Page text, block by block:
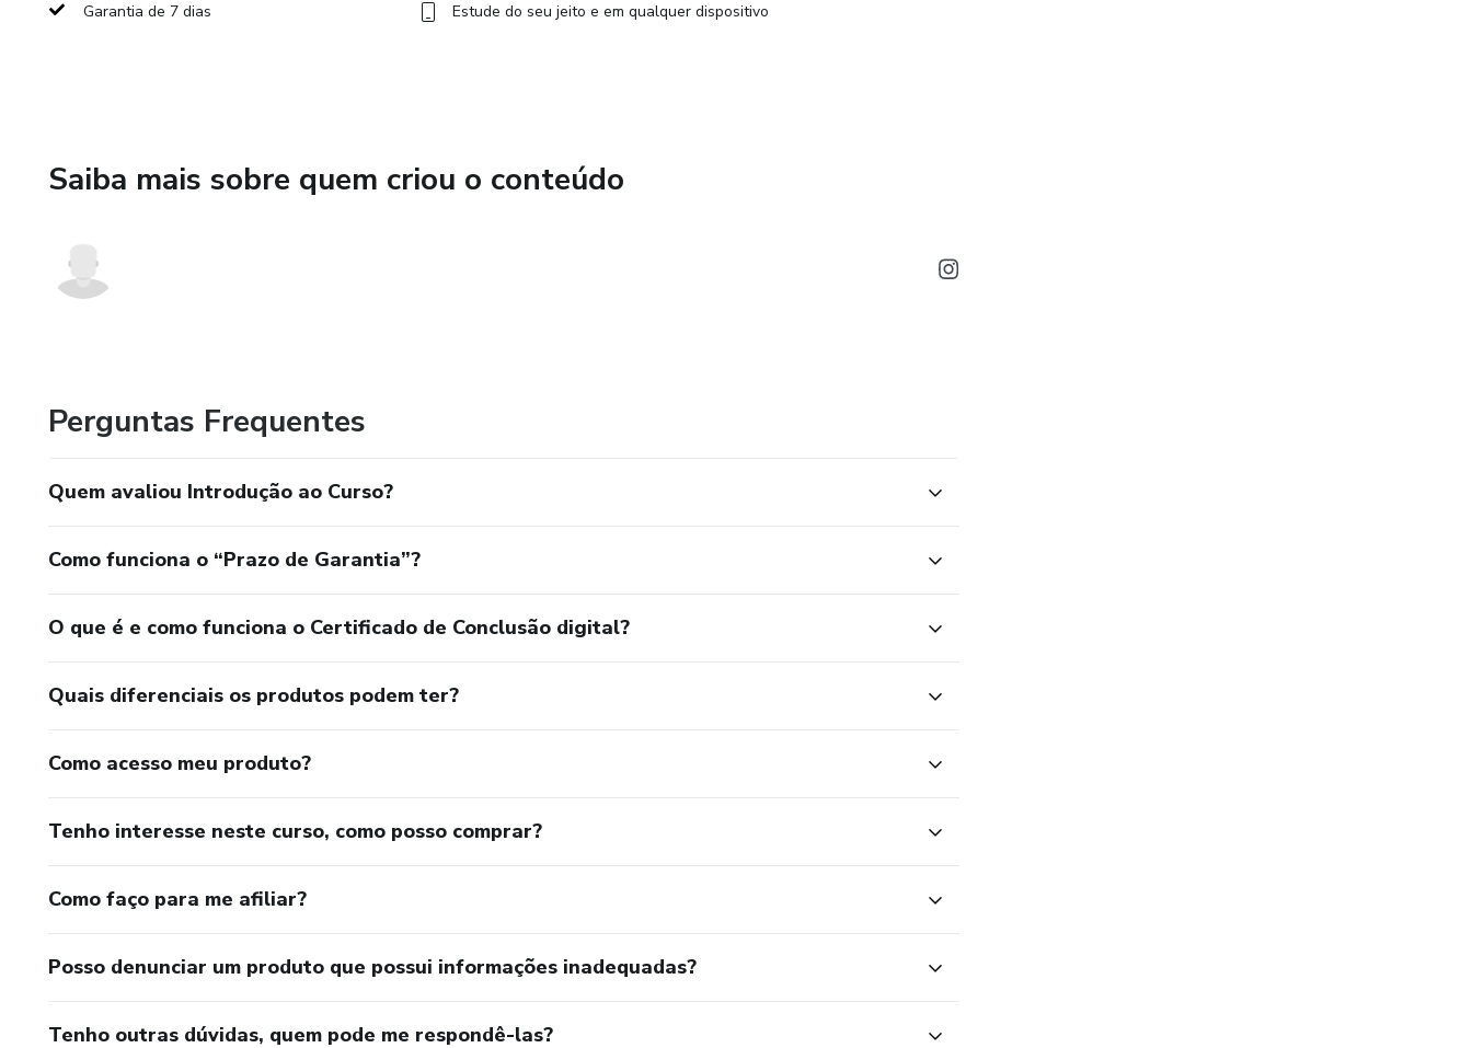
Garantia de 7 dias Estude do seu jeito e em qualquer dispositivo
Saiba mais sobre quem criou o conteúdo
Perguntas Frequentes
Quem avaliou Introdução ao Curso?
Como funciona o “Prazo de Garantia”?
O que é e como funciona o Certificado de Conclusão digital?
Quais diferenciais os produtos podem ter?
Como acesso meu produto?
Tenho interesse neste curso, como posso comprar?
Como faço para me afiliar?
Posso denunciar um produto que possui informações inadequadas?
Tenho outras dúvidas, quem pode me respondê-las?